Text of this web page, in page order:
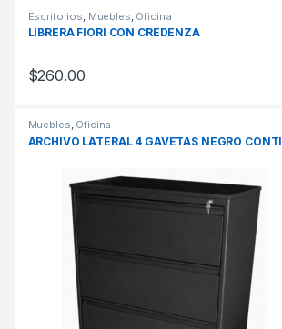
Escritorios Muebles Oficina
LIBRERA FIORI CON CREDENZA
$260.00
Muebles, Oficina
ARCHIVO LATERAL 4 GAVETAS NEGRO CONTI